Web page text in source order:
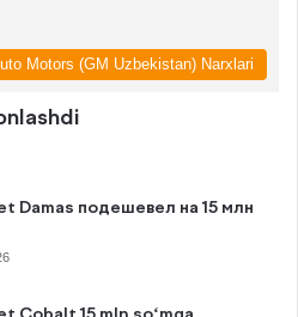
Motors (GM Uzbekistan) Narxlari
Damas подешевел на 15 млн